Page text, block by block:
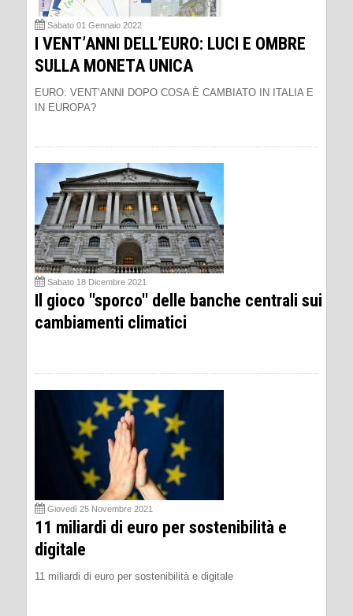
Sabato 01 Gennaio 2022
I VENT’ANNI DELL’EURO: LUCI E OMBRE
SULLA MONETA UNICA
EURO: VENT’ANNI DOPO COSA È CAMBIATO IN ITALIA E
IN EUROPA?
Sabato 18 Dicembre 2021
Il gioco ''sporco'' delle banche centrali sui
cambiamenti climatici
Giovedì 25 Novembre 2021
11 miliardi di euro per sostenibilità e
digitale
11 miliardi di euro per sostenibilità e digitale